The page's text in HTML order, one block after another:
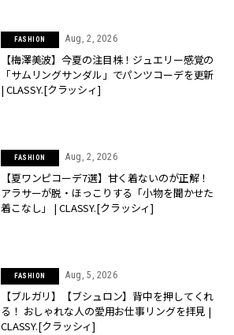
FASHION Aug, 2, 2026
【梅澤美波】今夏の注目株！ジュエリー感覚の
「サムリングサンダル」でパンツコーデを更新
| CLASSY.[クラッシィ]
FASHION Aug, 2, 2026
【夏ワンピコーデ7選】甘く着ないのが正解！
アラサーが脱・ほっこりする「小物を聞かせた
着こなし」 | CLASSY.[クラッシィ]
FASHION Aug, 5, 2026
【ブルガリ】【ブシュロン】背中を押してくれ
る！ おしゃれな人の愛用お仕事リングを拝見 |
CLASSY.[クラッシィ]